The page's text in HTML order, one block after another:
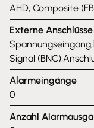
AHD, Composite
Externe Anschlüsse
Signal
Alarmeingänge
0
Anzahl